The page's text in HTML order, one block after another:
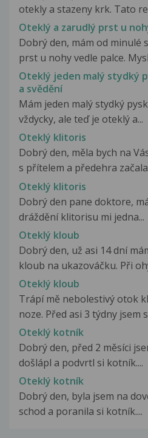
otekly a stazeny krk. Tato
Oteklý a zarudlý prst u
Dobrý den, mám od minulé
prst u nohy vedle palce.
Oteklý jeden malý stydký
a svědění
Mám jeden malý stydký
vždycky, ale teď je oteklý a...
Oteklý klitoris
Dobrý den, měla bych na
s přítelem a předehra
Oteklý klitoris
Dobrý den pane doktore,
dráždění klitorisu mi jedna...
Oteklý kloub
Dobrý den, už asi 14 dní
kloub na ukazováčku. Při
Oteklý kloub
Trápí mě nebolestivý otok
noze. Před asi 3 týdny jsem
Oteklý kotník
Dobrý den, před 2 měsíci
došlápl a podvrtl si kotník....
Oteklý kotník
Dobrý den, byla jsem na
schod a poranila si kotník....